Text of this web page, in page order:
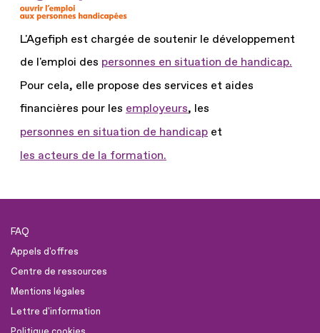
L'Agefiph est chargée de soutenir le développement
de l'emploi des personnes en situation de handicap.
Pour cela, elle propose des services et aides
financières pour les employeurs, les
personnes en situation de handicap et
les acteurs de la formation.
FAQ
Appels d'offres
Centre de ressources
Mentions légales
Lettre d'information